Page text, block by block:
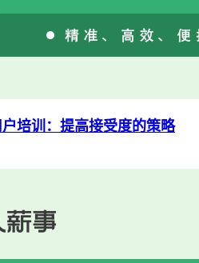
培训：提高接受度的策略